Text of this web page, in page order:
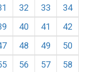
32 33
34
40 41
42
48 49
50
56 57
58